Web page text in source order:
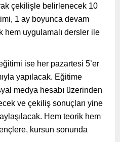
çekilişle belirlenecek 10
1 ay boyunca devam
hem uygulamalı dersler ile
ise her pazartesi 5’er
yapılacak. Eğitime
medya hesabı üzerinden
ve çekiliş sonuçları yine
Hem teorik hem
kursun sonunda